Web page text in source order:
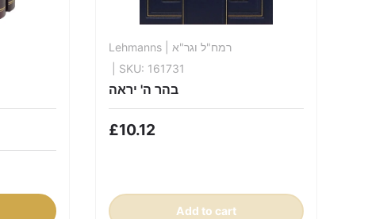
Lehmanns
| רמח"ל וגר"א
| SKU: 161731
בהר ה' יראה
£10.12
Add to cart